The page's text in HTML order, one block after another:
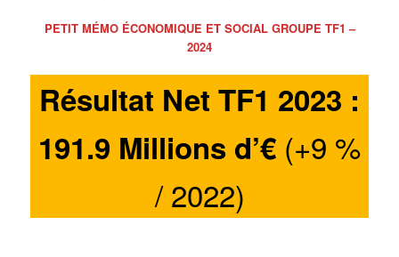
PETIT MÉMO ÉCONOMIQUE ET SOCIAL GROUPE TF1 –
2024
Résultat Net TF1 2023 :
191.9 Millions d’€ (+9 %
/ 2022)